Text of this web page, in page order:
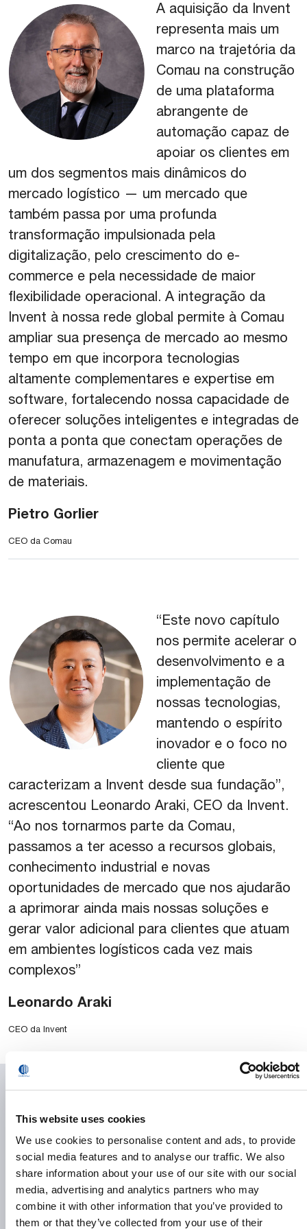
This website uses cookies
We use cookies to personalise content and ads, to provide
social media features and to analyse our traffic. We also
share information about your use of our site with our social
media, advertising and analytics partners who may
combine it with other information that you’ve provided to
them or that they’ve collected from your use of their
A aquisição da Invent
representa mais um
marco na trajetória da
Comau na construção
de uma plataforma
abrangente de
automação capaz de
apoiar os clientes em
um dos segmentos mais dinâmicos do
mercado logístico — um mercado que
também passa por uma profunda
transformação impulsionada pela
digitalização, pelo crescimento do e-
commerce e pela necessidade de maior
flexibilidade operacional. A integração da
Invent à nossa rede global permite à Comau
ampliar sua presença de mercado ao mesmo
tempo em que incorpora tecnologias
altamente complementares e expertise em
software, fortalecendo nossa capacidade de
oferecer soluções inteligentes e integradas de
ponta a ponta que conectam operações de
manufatura, armazenagem e movimentação
de materiais.
Pietro Gorlier
CEO da Comau
“Este novo capítulo
nos permite acelerar o
desenvolvimento e a
implementação de
nossas tecnologias,
mantendo o espírito
inovador e o foco no
cliente que
caracterizam a Invent desde sua fundação”,
acrescentou Leonardo Araki, CEO da Invent.
“Ao nos tornarmos parte da Comau,
passamos a ter acesso a recursos globais,
conhecimento industrial e novas
oportunidades de mercado que nos ajudarão
a aprimorar ainda mais nossas soluções e
gerar valor adicional para clientes que atuam
em ambientes logísticos cada vez mais
complexos”
Leonardo Araki
CEO da Invent
Press Release